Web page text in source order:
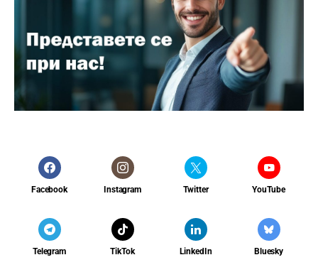
Facebook Instagram Twitter YouTube
Telegram TikTok LinkedIn Bluesky